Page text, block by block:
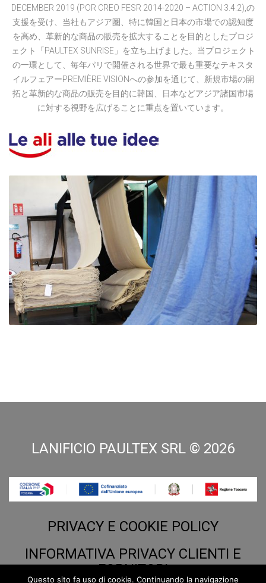
DECEMBER 2019 (POR CREO FESR 2014-2020 – ACTION 3.4.2),の
支援を受け、当社もアジア圏、特に韓国と日本の市場での認知度
を高め、革新的な商品の販売を拡大することを目的としたプロジ
ェクト「PAULTEX SUNRISE」を立ち上げました。当プロジェクト
の一環として、毎年パリで開催される世界で最も重要なテキスタ
イルフェアーPREMIÈRE VISIONへの参加を通じて、新規市場の開
拓と革新的な商品の販売を目的に韓国、日本などアジア諸国市場
に対する視野を広げることに重点を置いています。
LANIFICIO PAULTEX SRL © 2026
PRIVACY E COOKIE POLICY
INFORMATIVA PRIVACY CLIENTI E
FORNITORI
Questo sito fa uso di cookie. Continuando la navigazione